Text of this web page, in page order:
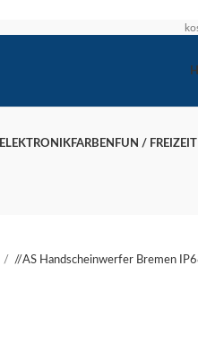
ELEKTRONIK FARBEN FUN / FREIZEIT
/ AS Handscheinwerfer Bremen